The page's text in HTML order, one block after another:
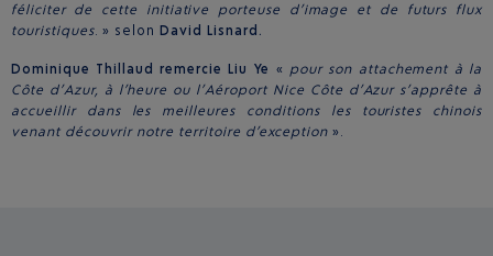
féliciter de cette initiative porteuse d’image et de futurs flux
touristiques. » selonDavid Lisnard.
Dominique Thillaud remercie Liu Ye « pour son attachement à la
Côte d’Azur, à l’heure ou l’Aéroport Nice Côte d’Azur s’apprête à
accueillir dans les meilleures conditions les touristes chinois
venant découvrir notre territoire d’exception».